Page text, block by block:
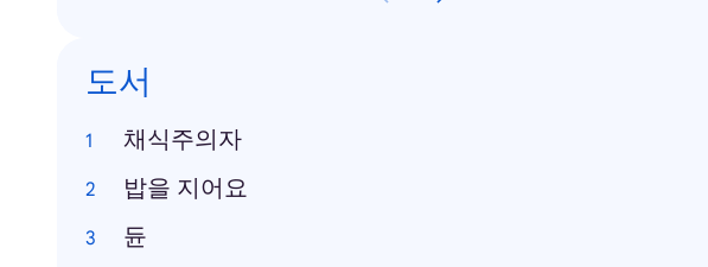
도서
채식주의자
밥을 지어요
듄